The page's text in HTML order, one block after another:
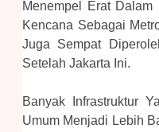
Menempel Erat
Kencana Sebagai
Juga Sempat
Setelah Jakarta Ini.
Banyak Infrastruktur
Umum Menjadi Lebih